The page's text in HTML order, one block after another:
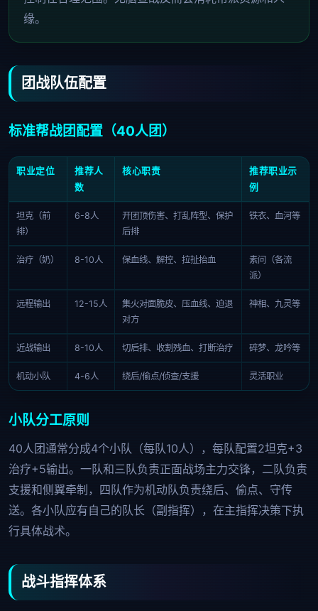
缘。
团战队伍配置
标准帮战团配置（40人团）
职业定位
推荐人
数
核心职责
推荐职业示
例
坦克（前
排）
6-8人
开团顶伤害、打乱阵型、保护
后排
铁衣、血河等
治疗（奶） 8-10人 保血线、解控、拉扯抬血
素问（各流
派）
远程输出 12-15人
集火对面脆皮、压血线、迫退
对方
神相、九灵等
近战输出 8-10人 切后排、收割残血、打断治疗 碎梦、龙吟等
机动小队 4-6人 绕后/偷点/侦查/支援 灵活职业
小队分工原则
40人团通常分成4个小队（每队10人），每队配置2坦克+3
治疗+5输出。一队和三队负责正面战场主力交锋，二队负责
支援和侧翼牵制，四队作为机动队负责绕后、偷点、守传
送。各小队应有自己的队长（副指挥），在主指挥决策下执
行具体战术。
战斗指挥体系